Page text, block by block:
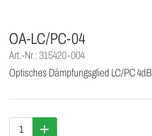
OA-LC/PC-04
Art.-Nr.: 315420-004
Optisches Dämpfungsglied LC/PC 4dB